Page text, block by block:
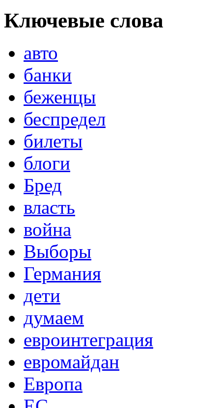
Ключевые слова
авто
банки
беженцы
беспредел
билеты
блоги
Бред
власть
война
Выборы
Германия
дети
думаем
евроинтеграция
евромайдан
Европа